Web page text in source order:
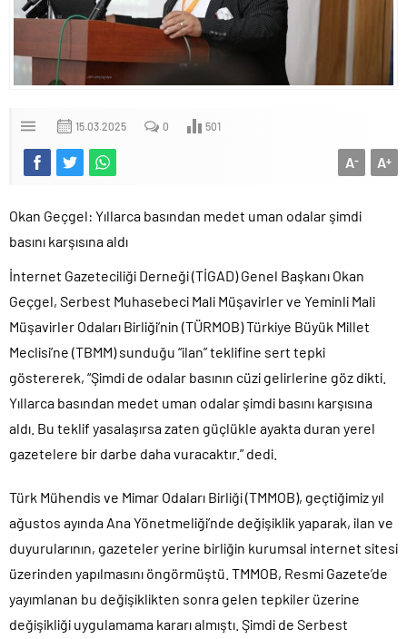
15.03.2025 0 501
A+
A-
Okan Geçgel: Yıllarca basından medet uman odalar şimdi
basını karşısına aldı
İnternet Gazeteciliği Derneği (TİGAD) Genel Başkanı Okan
Geçgel, Serbest Muhasebeci Mali Müşavirler ve Yeminli Mali
Müşavirler Odaları Birliği’nin (TÜRMOB) Türkiye Büyük Millet
Meclisi’ne (TBMM) sunduğu “ilan” teklifine sert tepki
göstererek, “Şimdi de odalar basının cüzi gelirlerine göz dikti.
Yıllarca basından medet uman odalar şimdi basını karşısına
aldı. Bu teklif yasalaşırsa zaten güçlükle ayakta duran yerel
gazetelere bir darbe daha vuracaktır.” dedi.
Türk Mühendis ve Mimar Odaları Birliği (TMMOB), geçtiğimiz yıl
ağustos ayında Ana Yönetmeliği’nde değişiklik yaparak, ilan ve
duyurularının, gazeteler yerine birliğin kurumsal internet sitesi
üzerinden yapılmasını öngörmüştü. TMMOB, Resmi Gazete’de
yayımlanan bu değişiklikten sonra gelen tepkiler üzerine
değişikliği uygulamama kararı almıştı. Şimdi de Serbest